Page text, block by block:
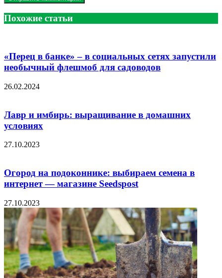
Похожие статьи
«Перец в банке» – в социальных сетях запустили
необычный флешмоб для садоводов
26.02.2024
Лавр и имбирь: выращивание в домашних
условиях
27.10.2023
Огород на подоконнике: выбираем семена в
интернет — магазине Seedspost
27.10.2023